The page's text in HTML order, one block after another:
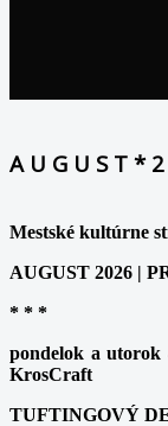
A U G U S T *
Mestské kultúrne
AUGUST 2026 |
* * *
pondelok a utorok
KrosCraft
TUFTINGOVÝ